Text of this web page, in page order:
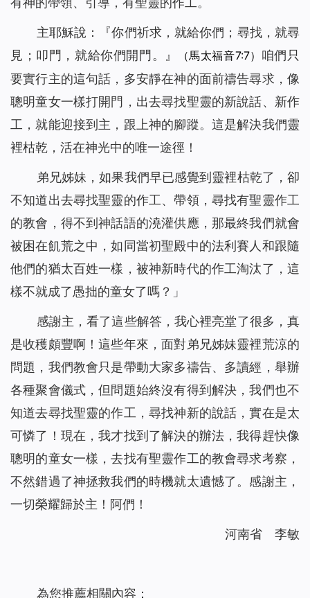
主耶穌說：『你們祈求，就給你們；尋找，就尋
見；叩門，就給你們開門。
』 （馬太福音7:7） 咱們只
要實行主的這句話，多安靜在神的面前禱告尋求，像
聰明童女一樣打開門，出去尋找聖靈的新說話、新作
工，就能迎接到主，跟上神的腳蹤。這是解決我們靈
裡枯乾，活在神光中的唯一途徑！
弟兄姊妹，如果我們早已感覺到靈裡枯乾了，卻
不知道出去尋找聖靈的作工、帶領，尋找有聖靈作工
的教會，得不到神話語的澆灌供應，那最終我們就會
被困在飢荒之中，如同當初聖殿中的法利賽人和跟隨
他們的猶太百姓一樣，被神新時代的作工淘汰了，這
樣不就成了愚拙的童女了嗎？」
感謝主，看了這些解答，我心裡亮堂了很多，真
是收穫頗豐啊！這些年來，面對弟兄姊妹靈裡荒涼的
問題，我們教會只是帶動大家多禱告、多讀經，舉辦
各種聚會儀式，但問題始終沒有得到解決，我們也不
知道去尋找聖靈的作工，尋找神新的說話，實在是太
可憐了！現在，我才找到了解決的辦法，我得趕快像
聰明的童女一樣，去找有聖靈作工的教會尋求考察，
不然錯過了神拯救我們的時機就太遺憾了。感謝主，
一切榮耀歸於主！阿們！
河南省 李敏
為您推薦相關內容：